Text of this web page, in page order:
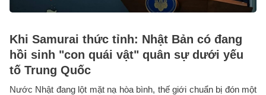
Khi Samurai thức tỉnh: Nhật Bản có đang
hồi sinh "con quái vật" quân sự dưới yếu
tố Trung Quốc
Nước Nhật đang lột mặt nạ hòa bình, thế giới chuẩn bị đón một